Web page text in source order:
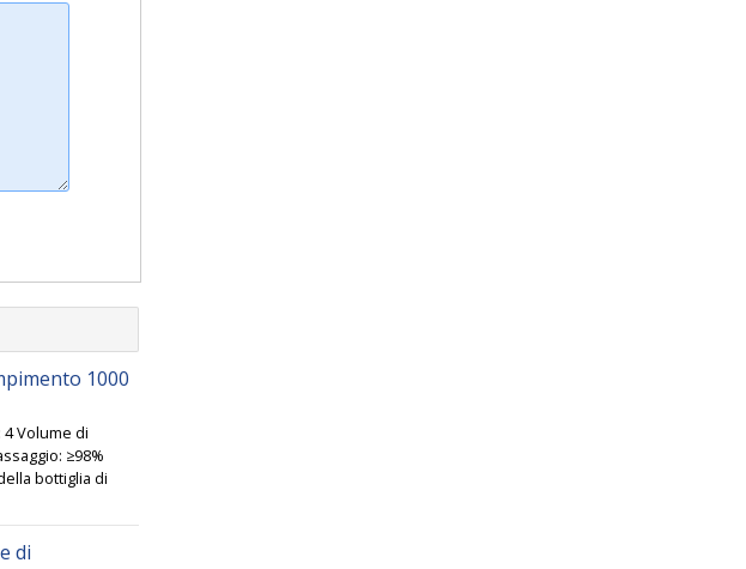
1000
Volume di
≥98%
bottiglia di
di